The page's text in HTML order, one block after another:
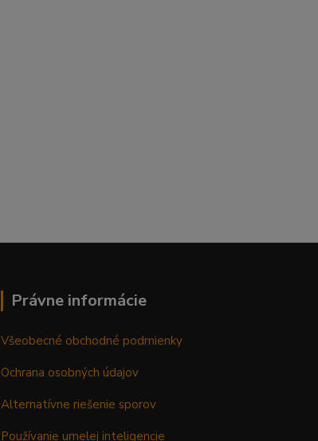
Právne informácie
Všeobecné obchodné podmienky
Ochrana osobných údajov
Alternatívne riešenie sporov
Používanie umelej inteligencie